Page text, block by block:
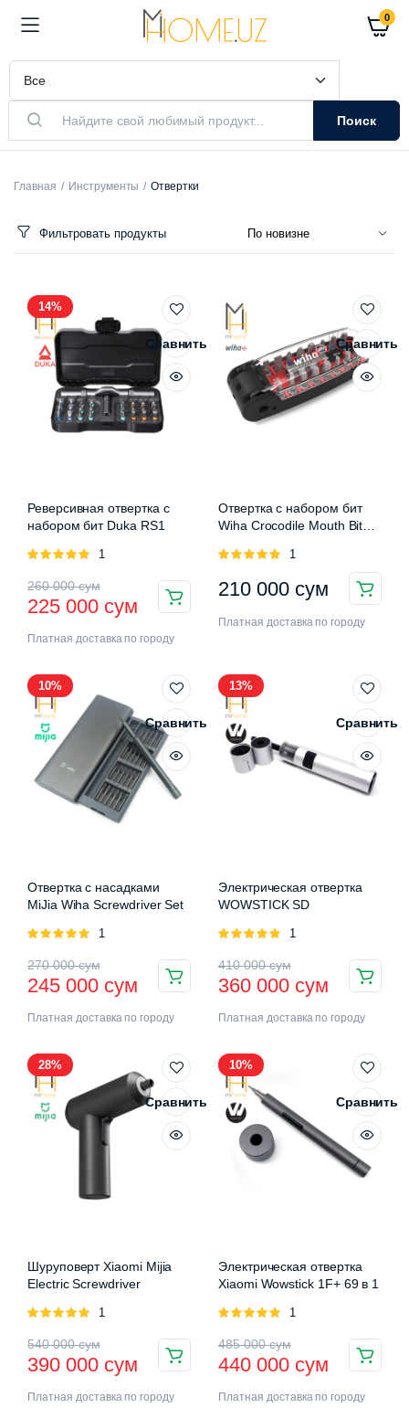
0
Поиск
Главная Инструменты Отвертки
Фильтровать продукты
14%
Сравнить
Реверсивная отвертка с
набором бит Duka RS1
Оценка
1
260 000сум
Первоначальная
цена
составляла
260
000 сум.
225 000 сум
Текущая
цена:
225
000 сум.
Платная доставка по городу
Сравнить
Отвертка с набором бит
Wiha Crocodile Mouth Bit
Оценка
1
210 000 сум
Платная доставка по городу
10%
Сравнить
Отвертка с насадками
MiJia Wiha Screwdriver Set
Оценка
1
270 000сум
Первоначальная
цена
составляла
270
000 сум.
245 000 сум
Текущая
цена:
245
000 сум.
Платная доставка по городу
13%
Сравнить
Электрическая отвертка
WOWSTICK SD
Оценка
1
410 000сум
Первоначальная
цена
составляла
410
000 сум.
360 000 сум
Текущая
цена:
360
000 сум.
Платная доставка по городу
28%
Сравнить
Шуруповерт Xiaomi Mijia
Electric Screwdriver
Оценка
1
540 000сум
Первоначальная
цена
390 000 сум
Текущая
цена:
Платная доставка по городу
10%
Сравнить
Электрическая отвертка
Xiaomi Wowstick 1F+ 69 в 1
Оценка
1
485 000сум
Первоначальная
цена
440 000 сум
Текущая
цена:
Платная доставка по городу